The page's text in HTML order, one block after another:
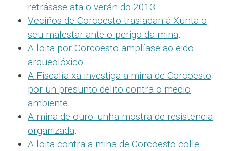
retrásase ata o verán do 2013.
Veciños de Corcoesto trasladan á Xunta o
seu malestar ante o perigo da mina.
A loita por Corcoesto amplíase ao eido
arqueolóxico.
A Fiscalía xa investiga a mina de Corcoesto
por un presunto delito contra o medio
ambiente.
A mina de ouro: unha mostra de resistencia
organizada.
A loita contra a mina de Corcoesto colle